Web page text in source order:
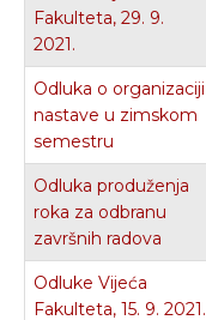
Fakulteta, 29. 9.
2021.
Odluka o organizaciji
nastave u zimskom
semestru
Odluka produženja
roka za odbranu
završnih radova
Odluke Vijeća
Fakulteta, 15. 9. 2021.